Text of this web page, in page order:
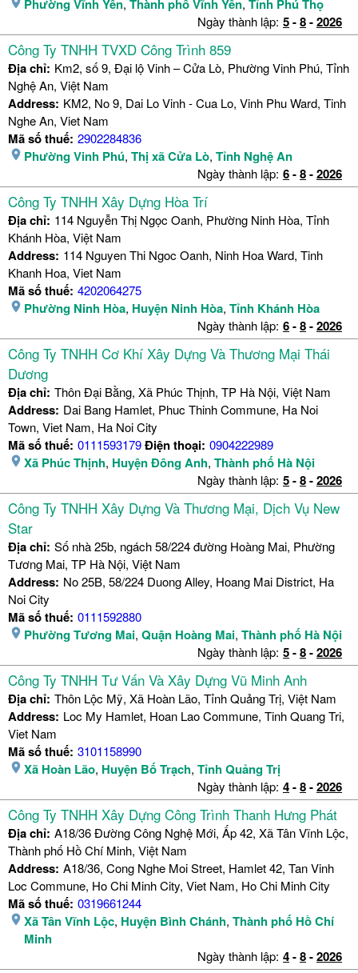
Phường Vĩnh Yên, Thành phố Vĩnh Yên, Tỉnh Phú Thọ
Ngày thành lập: 5-8-2026
Công Ty TNHH TVXD Công Trình 859
Địa chỉ: Km2, số 9, Đại lộ Vinh – Cửa Lò, Phường Vinh Phú, Tỉnh
Nghệ An, Việt Nam
Address: KM2, No 9, Dai Lo Vinh - Cua Lo, Vinh Phu Ward, Tinh
Nghe An, Viet Nam
Mã số thuế: 2902284836
Phường Vinh Phú, Thị xã Cửa Lò, Tỉnh Nghệ An
Ngày thành lập: 6-8-2026
Công Ty TNHH Xây Dựng Hòa Trí
Địa chỉ: 114 Nguyễn Thị Ngọc Oanh, Phường Ninh Hòa, Tỉnh
Khánh Hòa, Việt Nam
Address: 114 Nguyen Thi Ngoc Oanh, Ninh Hoa Ward, Tinh
Khanh Hoa, Viet Nam
Mã số thuế: 4202064275
Phường Ninh Hòa, Huyện Ninh Hòa, Tỉnh Khánh Hòa
Ngày thành lập: 6-8-2026
Công Ty TNHH Cơ Khí Xây Dựng Và Thương Mại Thái
Dương
Địa chỉ: Thôn Đại Bằng, Xã Phúc Thịnh, TP Hà Nội, Việt Nam
Address: Dai Bang Hamlet, Phuc Thinh Commune, Ha Noi
Town, Viet Nam, Ha Noi City
Mã số thuế: 0111593179Điện thoại: 0904222989
Xã Phúc Thịnh, Huyện Đông Anh, Thành phố Hà Nội
Ngày thành lập: 5-8-2026
Công Ty TNHH Xây Dựng Và Thương Mại, Dịch Vụ New
Star
Địa chỉ: Số nhà 25b, ngách 58/224 đường Hoàng Mai, Phường
Tương Mai, TP Hà Nội, Việt Nam
Address: No 25B, 58/224 Duong Alley, Hoang Mai District, Ha
Noi City
Mã số thuế: 0111592880
Phường Tương Mai, Quận Hoàng Mai, Thành phố Hà Nội
Ngày thành lập: 5-8-2026
Công Ty TNHH Tư Vấn Và Xây Dựng Vũ Minh Anh
Địa chỉ: Thôn Lộc Mỹ, Xã Hoàn Lão, Tỉnh Quảng Trị, Việt Nam
Address: Loc My Hamlet, Hoan Lao Commune, Tinh Quang Tri,
Viet Nam
Mã số thuế: 3101158990
Xã Hoàn Lão, Huyện Bố Trạch, Tỉnh Quảng Trị
Ngày thành lập: 4-8-2026
Công Ty TNHH Xây Dựng Công Trình Thanh Hưng Phát
Địa chỉ: A18/36 Đường Công Nghệ Mới, Ấp 42, Xã Tân Vĩnh Lộc,
Thành phố Hồ Chí Minh, Việt Nam
Address: A18/36, Cong Nghe Moi Street, Hamlet 42, Tan Vinh
Loc Commune, Ho Chi Minh City, Viet Nam, Ho Chi Minh City
Mã số thuế: 0319661244
Xã Tân Vĩnh Lộc, Huyện Bình Chánh, Thành phố Hồ Chí
Minh
Ngày thành lập: 4-8-2026